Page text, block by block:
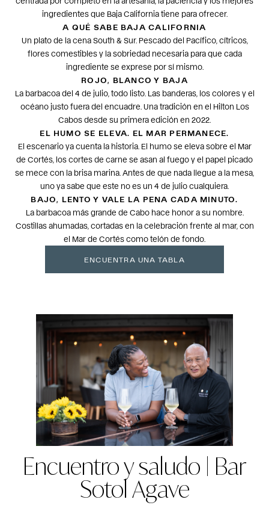
ingredientes que Baja California tiene para ofrecer.
A QUÉ SABE BAJA CALIFORNIA
Un plato de la cena South & Sur. Pescado del Pacífico, cítricos,
flores comestibles y la sobriedad necesaria para que cada
ingrediente se exprese por sí mismo.
ROJO, BLANCO Y BAJA
La barbacoa del 4 de julio, todo listo. Las banderas, los colores y el
océano justo fuera del encuadre. Una tradición en el Hilton Los
Cabos desde su primera edición en 2022.
EL HUMO SE ELEVA. EL MAR PERMANECE.
El escenario ya cuenta la historia. El humo se eleva sobre el Mar
de Cortés, los cortes de carne se asan al fuego y el papel picado
se mece con la brisa marina. Antes de que nada llegue a la mesa,
uno ya sabe que este no es un 4 de julio cualquiera.
BAJO, LENTO Y VALE LA PENA CADA MINUTO.
La barbacoa más grande de Cabo hace honor a su nombre.
Costillas ahumadas, cortadas en la celebración frente al mar, con
el Mar de Cortés como telón de fondo.
ENCUENTRA UNA TABLA
Encuentro y saludo | Bar
Sotol Agave